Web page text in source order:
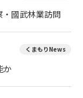
國武林業訪問
くまもりNews
か